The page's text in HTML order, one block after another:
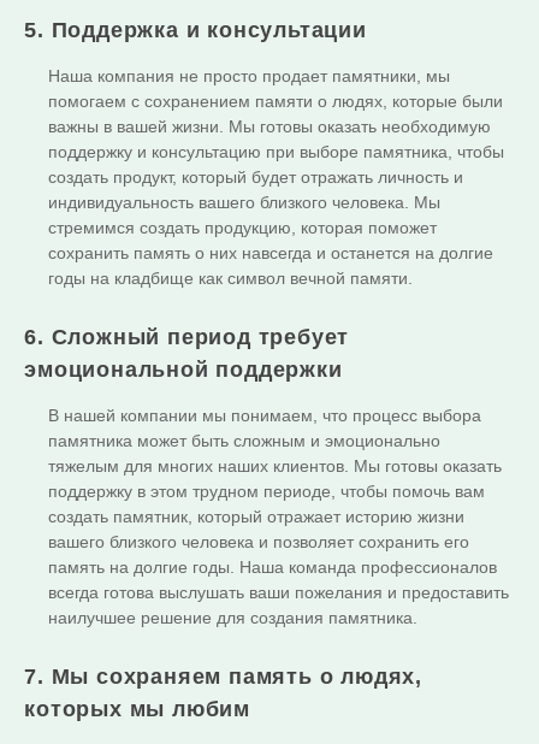
5. Поддержка и консультации
Наша компания не просто продает памятники, мы
помогаем с сохранением памяти о людях, которые были
важны в вашей жизни. Мы готовы оказать необходимую
поддержку и консультацию при выборе памятника, чтобы
создать продукт, который будет отражать личность и
индивидуальность вашего близкого человека. Мы
стремимся создать продукцию, которая поможет
сохранить память о них навсегда и останется на долгие
годы на кладбище как символ вечной памяти.
6. Сложный период требует
эмоциональной поддержки
В нашей компании мы понимаем, что процесс выбора
памятника может быть сложным и эмоционально
тяжелым для многих наших клиентов. Мы готовы оказать
поддержку в этом трудном периоде, чтобы помочь вам
создать памятник, который отражает историю жизни
вашего близкого человека и позволяет сохранить его
память на долгие годы. Наша команда профессионалов
всегда готова выслушать ваши пожелания и предоставить
наилучшее решение для создания памятника.
7. Мы сохраняем память о людях,
которых мы любим